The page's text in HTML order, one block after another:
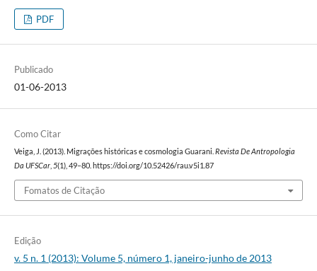
PDF
Publicado
01-06-2013
Como Citar
Veiga, J. (2013). Migrações históricas e cosmologia Guarani. Revista De Antropologia
Da UFSCar, 5(1), 49–80. https://doi.org/10.52426/rau.v5i1.87
Fomatos de Citação
Edição
v. 5 n. 1 (2013): Volume 5, número 1, janeiro-junho de 2013